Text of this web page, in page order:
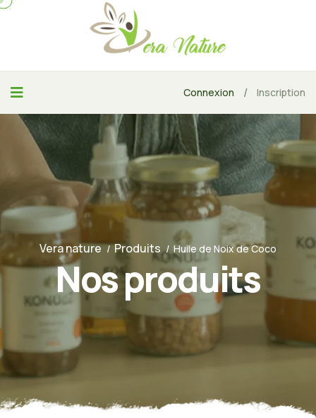
Connexion / Inscription
Vera nature Produits Huile de Noix de Coco
Nos produits